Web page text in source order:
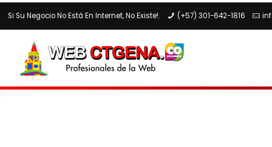
Si Su Negocio No Está En Internet, No Existe!. (+57) 301-642-1816